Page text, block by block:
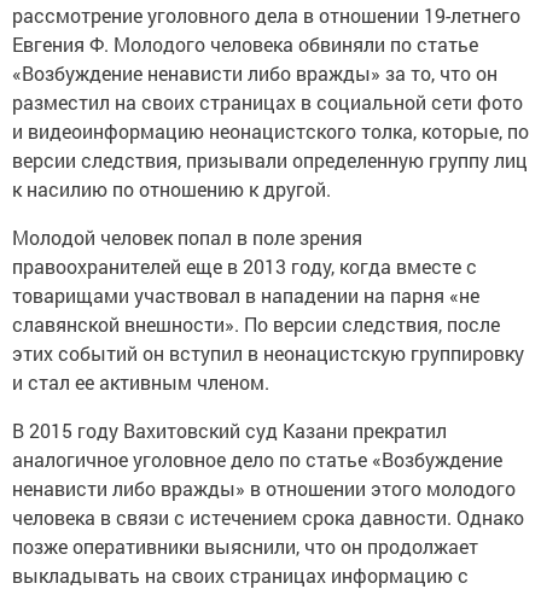
рассмотрение уголовного дела в отношении 19-летнего
Евгения Ф. Молодого человека обвиняли по статье
«Возбуждение ненависти либо вражды» за то, что он
разместил на своих страницах в социальной сети фото
и видеоинформацию неонацистского толка, которые, по
версии следствия, призывали определенную группу лиц
к насилию по отношению к другой.
Молодой человек попал в поле зрения
правоохранителей еще в 2013 году, когда вместе с
товарищами участвовал в нападении на парня «не
славянской внешности». По версии следствия, после
этих событий он вступил в неонацистскую группировку
и стал ее активным членом.
В 2015 году Вахитовский суд Казани прекратил
аналогичное уголовное дело по статье «Возбуждение
ненависти либо вражды» в отношении этого молодого
человека в связи с истечением срока давности. Однако
позже оперативники выяснили, что он продолжает
выкладывать на своих страницах информацию с